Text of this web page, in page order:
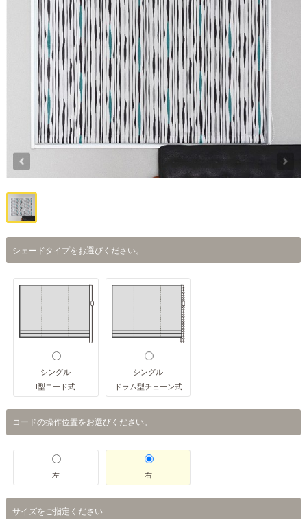
シェードタイプをお選びください。
シングル
I型コード式
シングル
ドラム型チェーン式
コードの操作位置をお選びください。
左 右
サイズをご指定ください